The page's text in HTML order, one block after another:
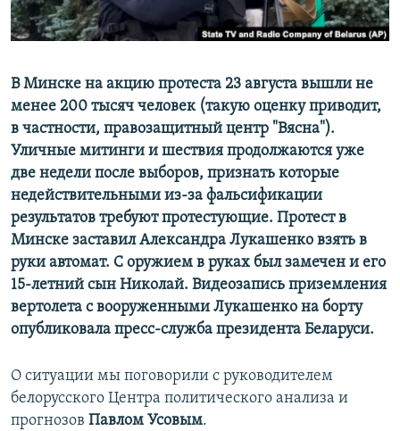
УКРАИНСКАЯ ПРОБЛЕМА КРЫМА
В Минске на акцию протеста 23 августа вышли не
менее 200 тысяч человек (такую оценку приводит,
в частности, правозащитный центр "Вясна").
Уличные митинги и шествия продолжаются уже
две недели после выборов, признать которые
недействительными из-за фальсификации
результатов требуют протестующие. Протест в
Минске заставил Александра Лукашенко взять в
руки автомат. С оружием в руках был замечен и его
15-летний сын Николай. Видеозапись приземления
вертолета с вооруженными Лукашенко на борту
опубликовала пресс-служба президента Беларуси.
О ситуации мы поговорили с руководителем
белорусского Центра политического анализа и
прогнозов Павлом Усовым.